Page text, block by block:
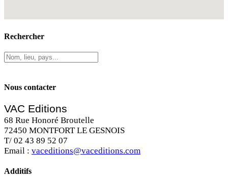
Rechercher
Nous contacter
VAC Editions
68 Rue Honoré Broutelle
72450 MONTFORT LE GESNOIS
T/ 02 43 89 52 07
Email : vaceditions@vaceditions.com
Additifs